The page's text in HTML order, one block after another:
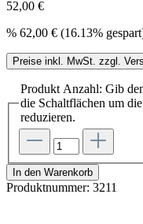
52,00 €
% 62,00 € (16.13%
Preise inkl. MwSt. zzgl.
Produkt Anzahl: Gib
die Schaltflächen um
reduzieren.
In den Warenkorb
Produktnummer: 3211